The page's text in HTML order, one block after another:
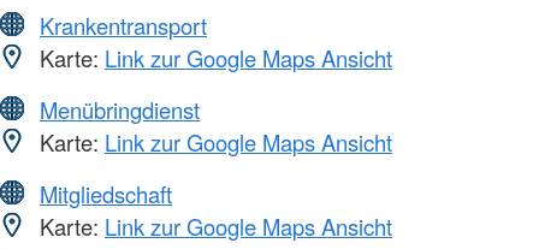
Krankentransport
Karte: Link zur Google Maps Ansicht
Menübringdienst
Karte: Link zur Google Maps Ansicht
Mitgliedschaft
Karte: Link zur Google Maps Ansicht